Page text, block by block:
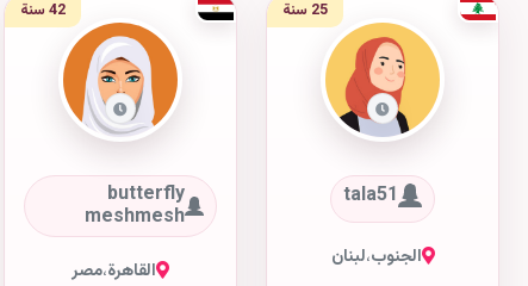
25 سنة
tala51
الجنوب،لبنان
42 سنة
butterfly
meshmesh
القاهرة،مصر